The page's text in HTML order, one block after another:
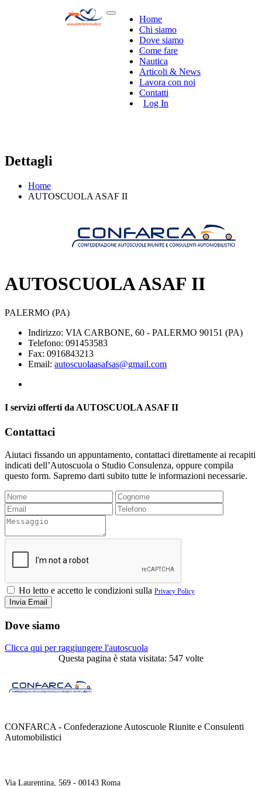
Home
Chi siamo
Dove siamo
Come fare
Nautica
Articoli & News
Lavora con noi
Contatti
Log In
Dettagli
Home
AUTOSCUOLA ASAF II
AUTOSCUOLA ASAF II
PALERMO (PA)
Indirizzo: VIA CARBONE, 60 - PALERMO 90151 (PA)
Telefono: 091453583
Fax: 0916843213
Email: autoscuolaasafsas@gmail.com
I servizi offerti da AUTOSCUOLA ASAF II
Contattaci
Aiutaci fissando un appuntamento, contattaci direttamente ai recapiti
indicati dell’Autoscuola o Studio Consulenza, oppure compila
questo form. Sapremo darti subito tutte le informazioni necessarie.
Ho letto e accetto le condizioni sulla Privacy Policy
Dove siamo
Clicca qui per raggiungere l'autoscuola
Questa pagina è stata visitata: 547 volte
CONFARCA - Confederazione Autoscuole Riunite e Consulenti
Automobilistici
Via Laurentina, 569 - 00143 Roma